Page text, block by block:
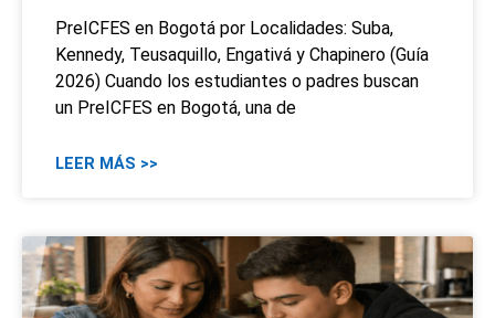
PreICFES en Bogotá por Localidades: Suba,
Kennedy, Teusaquillo, Engativá y Chapinero (Guía
2026) Cuando los estudiantes o padres buscan
un PreICFES en Bogotá, una de
LEER MÁS >>